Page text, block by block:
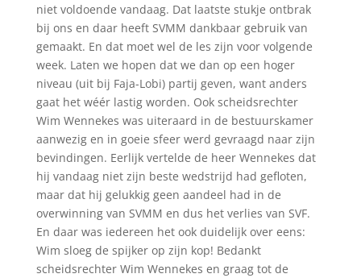
niet voldoende vandaag. Dat laatste stukje ontbrak
bij ons en daar heeft SVMM dankbaar gebruik van
gemaakt. En dat moet wel de les zijn voor volgende
week. Laten we hopen dat we dan op een hoger
niveau (uit bij Faja-Lobi) partij geven, want anders
gaat het wéér lastig worden. Ook scheidsrechter
Wim Wennekes was uiteraard in de bestuurskamer
aanwezig en in goeie sfeer werd gevraagd naar zijn
bevindingen. Eerlijk vertelde de heer Wennekes dat
hij vandaag niet zijn beste wedstrijd had gefloten,
maar dat hij gelukkig geen aandeel had in de
overwinning van SVMM en dus het verlies van SVF.
En daar was iedereen het ook duidelijk over eens:
Wim sloeg de spijker op zijn kop! Bedankt
scheidsrechter Wim Wennekes en graag tot de